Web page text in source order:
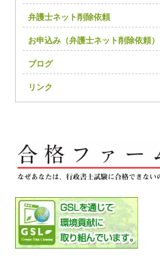
弁護士ネット削除依頼
お申込み（弁護士ネット削除依頼）
ブログ
リンク